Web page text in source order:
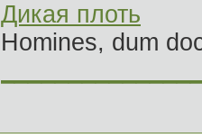
Дикая плоть
Homines, dum